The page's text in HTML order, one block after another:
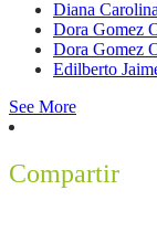
Diana
Dora Gomez
Dora Gomez
Edilberto
See More
Compartir